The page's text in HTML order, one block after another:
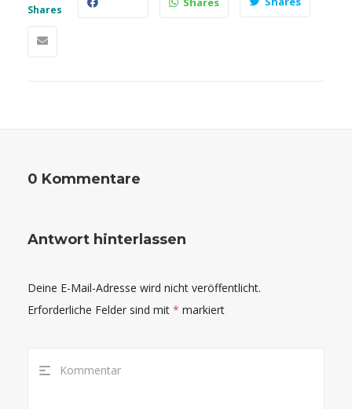
Shares
0 Kommentare
Antwort hinterlassen
Deine E-Mail-Adresse wird nicht veröffentlicht.
Erforderliche Felder sind mit * markiert